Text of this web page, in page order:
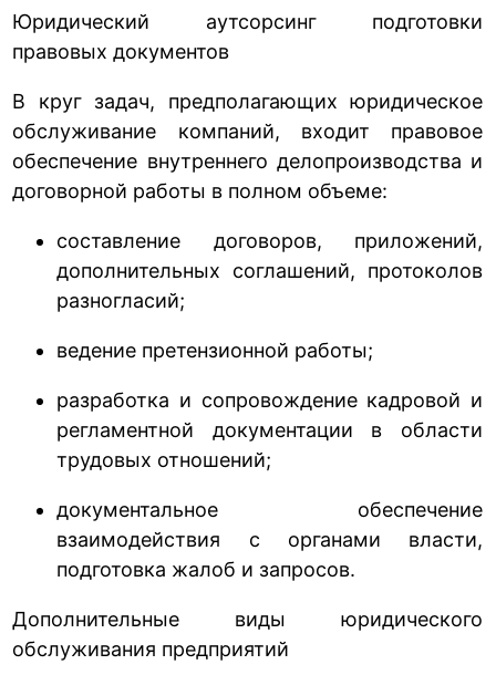
Юридический аутсорсинг подготовки
правовых документов
В круг задач, предполагающих юридическое
обслуживание компаний, входит правовое
обеспечение внутреннего делопроизводства и
договорной работы в полном объеме:
составление договоров, приложений,
дополнительных соглашений, протоколов
разногласий;
ведение претензионной работы;
разработка и сопровождение кадровой и
регламентной документации в области
трудовых отношений;
документальное обеспечение
взаимодействия с органами власти,
подготовка жалоб и запросов.
Дополнительные виды юридического
обслуживания предприятий